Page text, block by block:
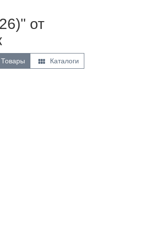
от
Товары  Каталоги